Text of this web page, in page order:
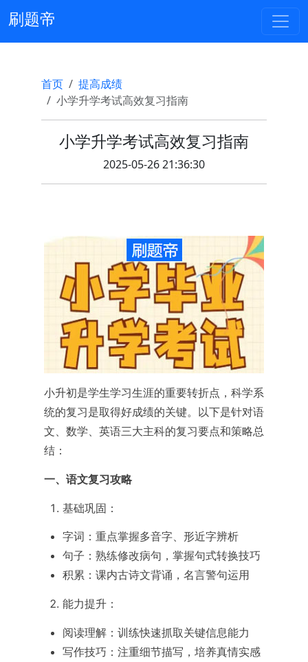
刷题帝
首页
提高成绩
小学升学考试高效复习指南
小学升学考试高效复习指南
2025-05-26 21:36:30
小升初是学生学习生涯的重要转折点，科学系
统的复习是取得好成绩的关键。以下是针对语
文、数学、英语三大主科的复习要点和策略总
结：
一、语文复习攻略
基础巩固：
字词：重点掌握多音字、形近字辨析
句子：熟练修改病句，掌握句式转换技巧
积累：课内古诗文背诵，名言警句运用
能力提升：
阅读理解：训练快速抓取关键信息能力
写作技巧：注重细节描写，培养真情实感